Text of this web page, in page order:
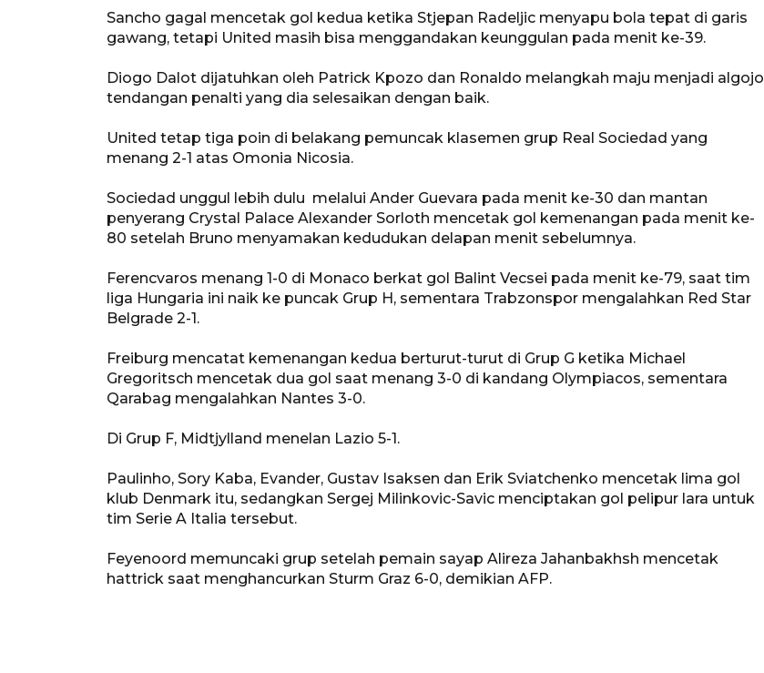
Sancho gagal mencetak gol kedua ketika Stjepan Radeljic menyapu bola tepat di garis
gawang, tetapi United masih bisa menggandakan keunggulan pada menit ke-39.
Diogo Dalot dijatuhkan oleh Patrick Kpozo dan Ronaldo melangkah maju menjadi algojo
tendangan penalti yang dia selesaikan dengan baik.
United tetap tiga poin di belakang pemuncak klasemen grup Real Sociedad yang
menang 2-1 atas Omonia Nicosia.
Sociedad unggul lebih dulu melalui Ander Guevara pada menit ke-30 dan mantan
penyerang Crystal Palace Alexander Sorloth mencetak gol kemenangan pada menit ke-
80 setelah Bruno menyamakan kedudukan delapan menit sebelumnya.
Ferencvaros menang 1-0 di Monaco berkat gol Balint Vecsei pada menit ke-79, saat tim
liga Hungaria ini naik ke puncak Grup H, sementara Trabzonspor mengalahkan Red Star
Belgrade 2-1.
Freiburg mencatat kemenangan kedua berturut-turut di Grup G ketika Michael
Gregoritsch mencetak dua gol saat menang 3-0 di kandang Olympiacos, sementara
Qarabag mengalahkan Nantes 3-0.
Di Grup F, Midtjylland menelan Lazio 5-1.
Paulinho, Sory Kaba, Evander, Gustav Isaksen dan Erik Sviatchenko mencetak lima gol
klub Denmark itu, sedangkan Sergej Milinkovic-Savic menciptakan gol pelipur lara untuk
tim Serie A Italia tersebut.
Feyenoord memuncaki grup setelah pemain sayap Alireza Jahanbakhsh mencetak
hattrick saat menghancurkan Sturm Graz 6-0, demikian AFP.